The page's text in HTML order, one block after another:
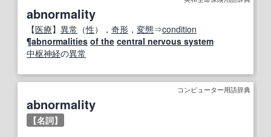
abnormality
【医療】 異常 （性）， 奇形 ， 変態⇒condition
¶abnormalities of the central nervous system
中枢神経の異常
コンピューター用語辞典
abnormality
【名詞】